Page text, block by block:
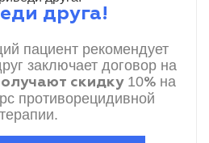
друга!
пациент рекомендует
заключает договор на
скидку 10%на
противорецидивной
терапии.